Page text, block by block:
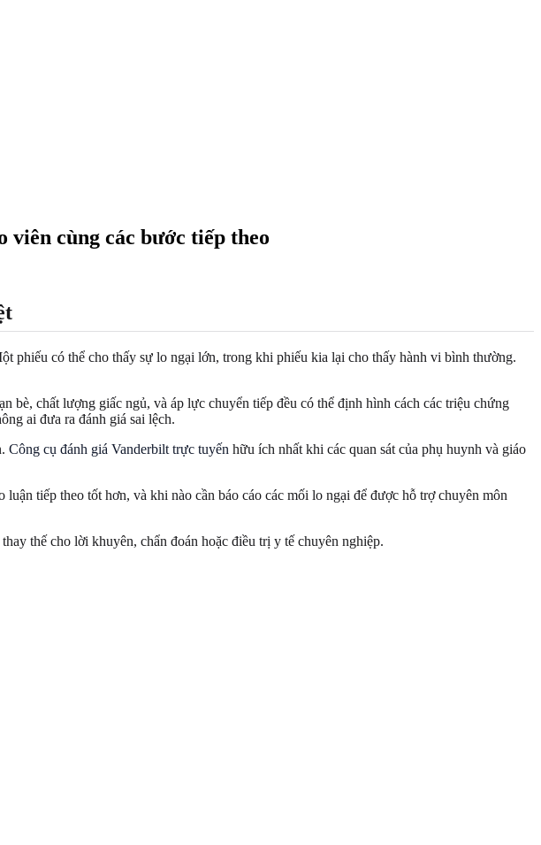
cùng các bước tiếp theo
phiếu có thể cho thấy sự lo ngại lớn, trong khi phiếu kia lại cho thấy hành vi bình thường.
bè, chất lượng giấc ngủ, và áp lực chuyển tiếp đều có thể định hình cách các triệu chứng
ai đưa ra đánh giá sai lệch.
Công cụ đánh giá Vanderbilt trực tuyến hữu ích nhất khi các quan sát của phụ huynh và giáo
tiếp theo tốt hơn, và khi nào cần báo cáo các mối lo ngại để được hỗ trợ chuyên môn
thế cho lời khuyên, chẩn đoán hoặc điều trị y tế chuyên nghiệp.